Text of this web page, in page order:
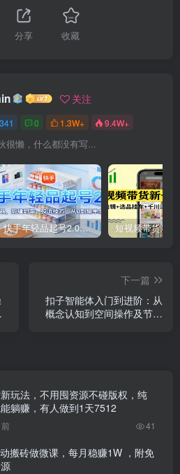
分享 收藏
关注
0 1.3W+ 9.4W+
很懒，什么都没有写...
快手年轻品起号2.0：养号选品，剪辑封面，投流技巧，从0到爆单全流程
下一篇
扣子智能体入门到进阶：从
概念认知到空间操作及节点
玩法，不用囤资源不碰版权，纯
躺赚，有人做到1天7512
41
搬砖做微课，每月稳赚1W ，附免